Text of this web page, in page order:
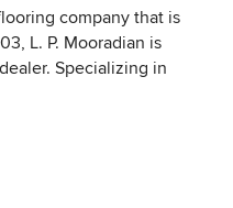
company that is
L. P. Mooradian is
Specializing in
we sell and install
luxury vinyl tile,
to hand tied, make
floor cleaning